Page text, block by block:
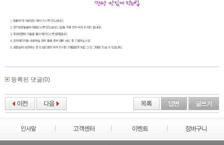
등록된 댓글(0)